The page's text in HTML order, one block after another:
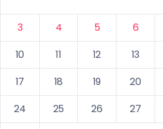
3
4 5 6
10
11 12 13
17
18 19 20
24
25 26 27